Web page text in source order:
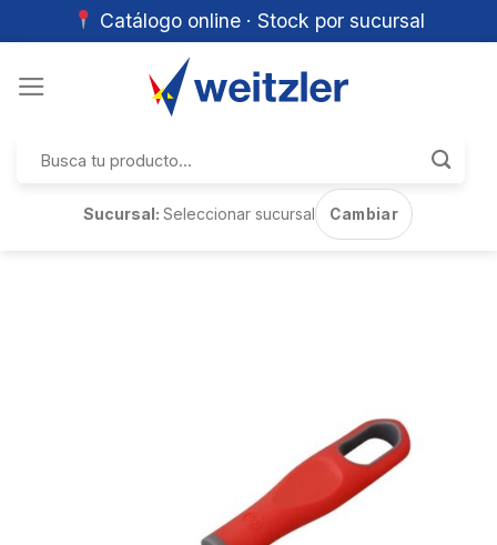
Catálogo online · Stock por sucursal
por:
Sucursal:Seleccionar sucursal Cambiar